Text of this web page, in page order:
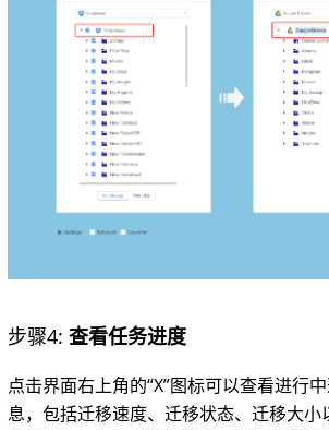
步骤4: 查看任务进度
点击界面右上角的“X”图标可以查看进行
息，包括迁移速度、迁移状态、迁移大